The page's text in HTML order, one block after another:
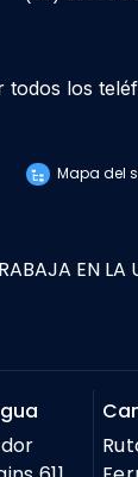
todos los
Mapa del
EN LA